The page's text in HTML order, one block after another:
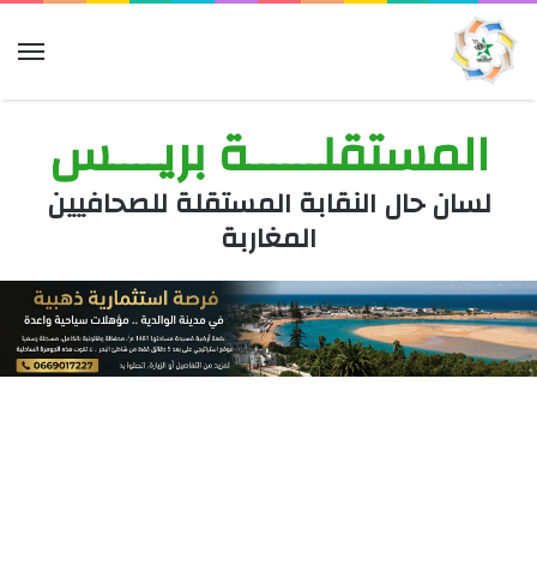
المستقلــــــة بريــــس
لسان حال النقابة المستقلة للصحافيين
المغاربة